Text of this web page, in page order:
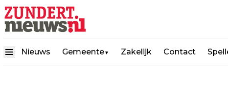
Nieuws Gemeente▼ Zakelijk Contact